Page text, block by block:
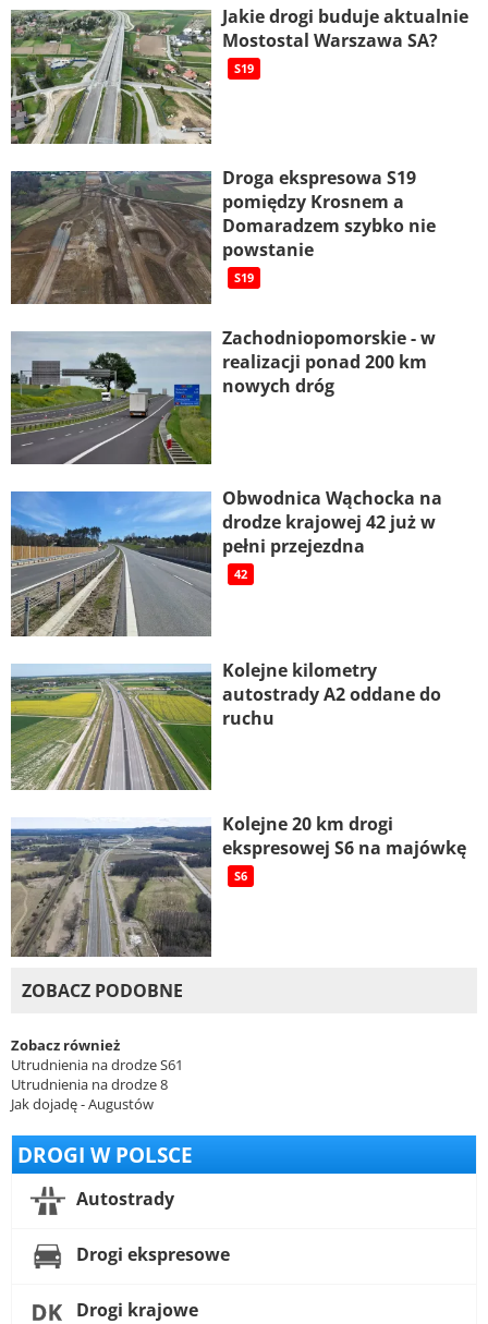
Jakie drogi buduje aktualnie
Mostostal Warszawa SA?
S19
Droga ekspresowa S19
pomiędzy Krosnem a
Domaradzem szybko nie
powstanie
S19
Zachodniopomorskie - w
realizacji ponad 200 km
nowych dróg
Obwodnica Wąchocka na
drodze krajowej 42 już w
pełni przejezdna
42
Kolejne kilometry
autostrady A2 oddane do
ruchu
Kolejne 20 km drogi
ekspresowej S6 na majówkę
S6
ZOBACZ PODOBNE
Zobacz również
Utrudnienia na drodze S61
Utrudnienia na drodze 8
Jak dojadę - Augustów
DROGI W POLSCE
Autostrady
Drogi ekspresowe
Drogi krajowe